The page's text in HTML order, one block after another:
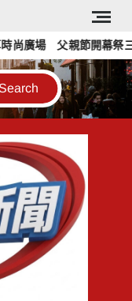
廣場 父親節開幕祭三重